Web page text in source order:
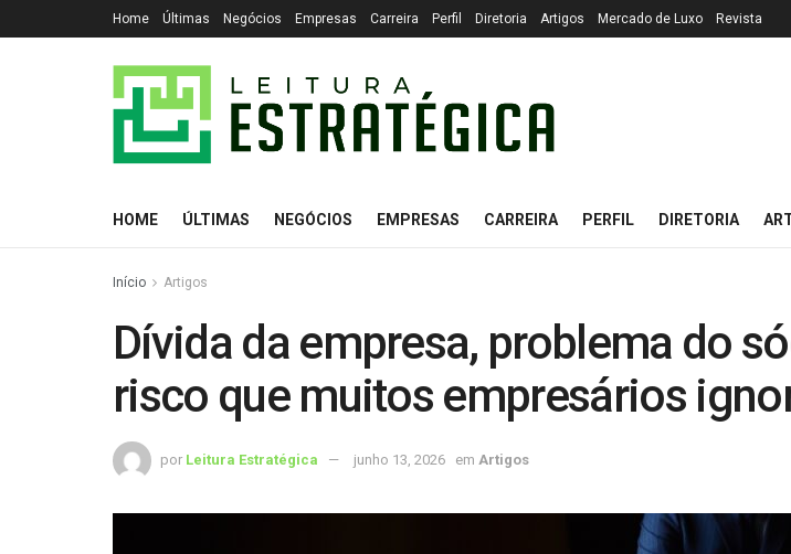
Home Últimas Negócios Empresas Carreira Perfil Diretoria Artigos Mercado de Luxo Revista
HOME ÚLTIMAS NEGÓCIOS EMPRESAS CARREIRA PERFIL DIRETORIA
Início Artigos
Dívida da empresa, problema do
risco que muitos empresários
por Leitura Estratégica junho 13, 2026 em Artigos